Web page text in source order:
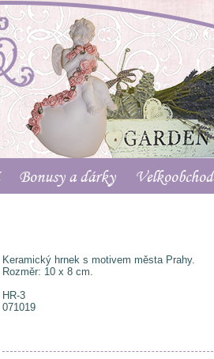
Bonusy a dárky Velkoobchod
Keramický hrnek s motivem města Prahy.
Rozměr: 10 x 8 cm.
HR-3
071019